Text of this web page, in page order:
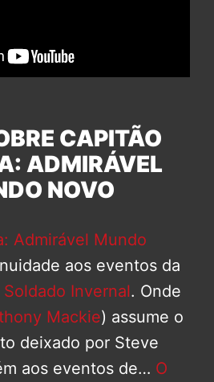
CAPITÃO
ADMIRÁVEL
NOVO
Admirável Mundo
aos eventos da
Invernal. Onde
Mackie) assume o
deixado por Steve
aos eventos de… O